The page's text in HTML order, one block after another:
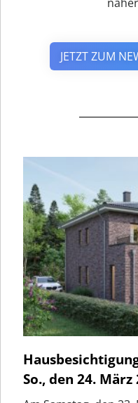
JETZT ZUM
So., den 24.